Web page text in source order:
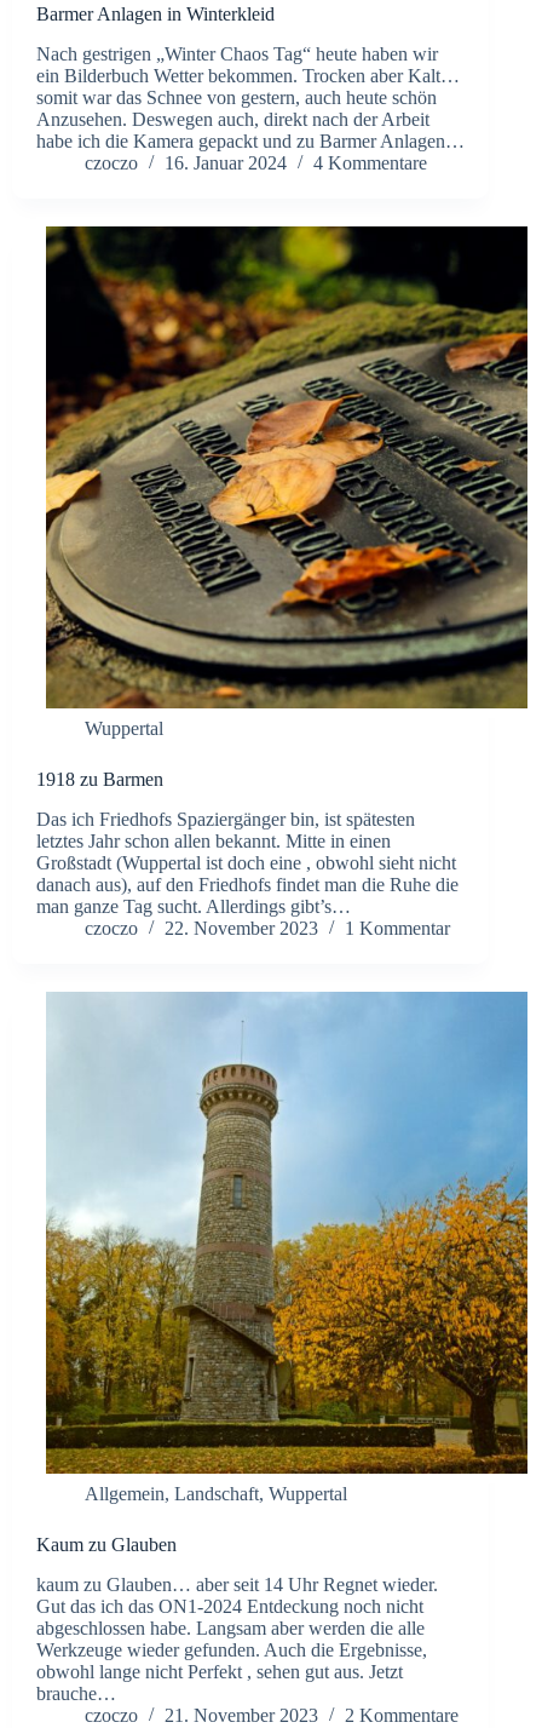
Barmer Anlagen in Winterkleid
Nach gestrigen „Winter Chaos Tag“ heute haben wir
ein Bilderbuch Wetter bekommen. Trocken aber Kalt…
somit war das Schnee von gestern, auch heute schön
Anzusehen. Deswegen auch, direkt nach der Arbeit
habe ich die Kamera gepackt und zu Barmer Anlagen…
czoczo
16. Januar 2024 4 Kommentare
Wuppertal
1918 zu Barmen
Das ich Friedhofs Spaziergänger bin, ist spätesten
letztes Jahr schon allen bekannt. Mitte in einen
Großstadt (Wuppertal ist doch eine , obwohl sieht nicht
danach aus), auf den Friedhofs findet man die Ruhe die
man ganze Tag sucht. Allerdings gibt’s…
czoczo
22. November 2023 1 Kommentar
Allgemein, Landschaft, Wuppertal
Kaum zu Glauben
kaum zu Glauben… aber seit 14 Uhr Regnet wieder.
Gut das ich das ON1-2024 Entdeckung noch nicht
abgeschlossen habe. Langsam aber werden die alle
Werkzeuge wieder gefunden. Auch die Ergebnisse,
obwohl lange nicht Perfekt , sehen gut aus. Jetzt
brauche…
czoczo
21. November 2023 2 Kommentare